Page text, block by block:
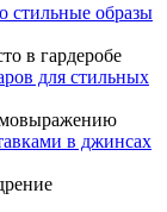
стильные образы
в гардеробе
для стильных
в джинсах